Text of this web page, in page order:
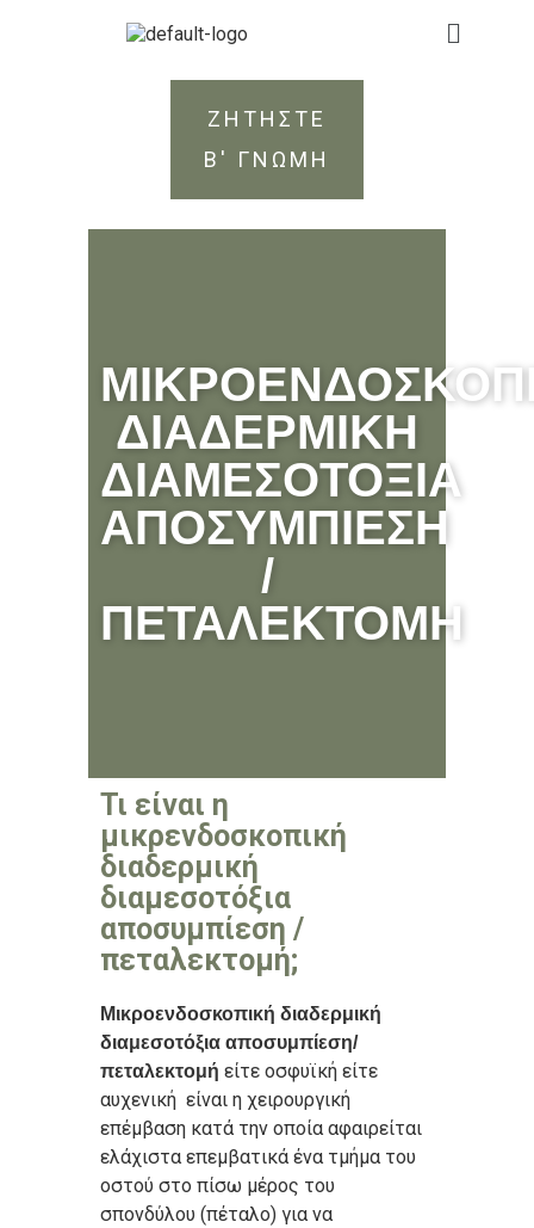
ΖΗΤΗΣΤΕ
Β' ΓΝΩΜΗ
ΔΙΑΔΕΡΜΙΚΗ
ΔΙΑΜΕΣΟΤΟΞΙΑ
ΑΠΟΣΥΜΠΙΕΣΗ
/
ΠΕΤΑΛΕΚΤΟΜΗ
Τι είναι η
μικρενδοσκοπική
διαδερμική
διαμεσοτόξια
αποσυμπίεση /
πεταλεκτομή;
Μικροενδοσκοπική διαδερμική
διαμεσοτόξια αποσυμπίεση/
πεταλεκτομή είτε οσφυϊκή είτε
αυχενική είναι η χειρουργική
επέμβαση κατά την οποία αφαιρείται
ελάχιστα επεμβατικά ένα τμήμα του
οστού στο πίσω μέρος του
σπονδύλου (πέταλο) για να